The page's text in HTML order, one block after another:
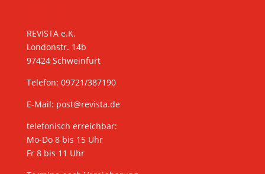
REVISTA e.K.
Londonstr. 14b
97424 Schweinfurt
Telefon: 09721/387190
E-Mail: post@revista.de
telefonisch erreichbar:
Mo-Do 8 bis 15 Uhr
Fr 8 bis 11 Uhr